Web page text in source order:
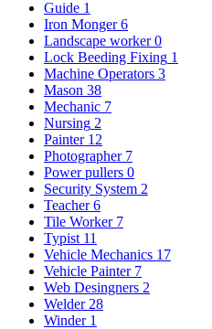
Guide 1
Iron Monger 6
Landscape worker 0
Lock Beeding Fixing 1
Machine Operators 3
Mason 38
Mechanic 7
Nursing 2
Painter 12
Photographer 7
Power pullers 0
Security System 2
Teacher 6
Tile Worker 7
Typist 11
Vehicle Mechanics 17
Vehicle Painter 7
Web Desingners 2
Welder 28
Winder 1